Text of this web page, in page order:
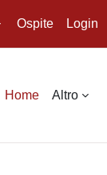
Ospite Login
Home Altro